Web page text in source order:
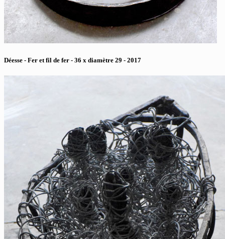
Déesse - Fer et fil de fer - 36 x diamètre 29 - 2017